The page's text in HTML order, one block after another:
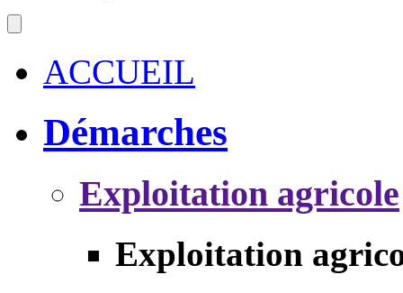
ACCUEIL
Démarches
Exploitation agricole
Exploitation